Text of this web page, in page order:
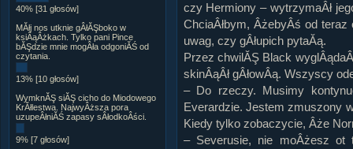
40% [31 głosów]
MĂłj nos utknie gÂłĂŞboko w
ksiÂąÂżkach. Tylko pani Pince
bĂŞdzie mnie mogÂła odgoniĂŚ od
czytania.
13% [10 głosów]
WymknĂŞ siĂŞ cicho do Miodowego
KrĂłlestwa. NajwyÂższa pora
uzupeÂłniĂŚ zapasy sÂłodkoÂści.
9% [7 głosów]
czy Hermiony – wytrzymaÂł
ChciaÂłbym, ÂżebyÂś od
uwag, czy gÂłupich pytaĂą.
Przez chwilĂŞ Black
skinÂąÂł gÂłowÂą. Wszyscy
– Do rzeczy. Musimy
Everardzie. Jestem zmuszony
Kiedy tylko zobaczycie, Âże
– Severusie, nie moÂżesz ot